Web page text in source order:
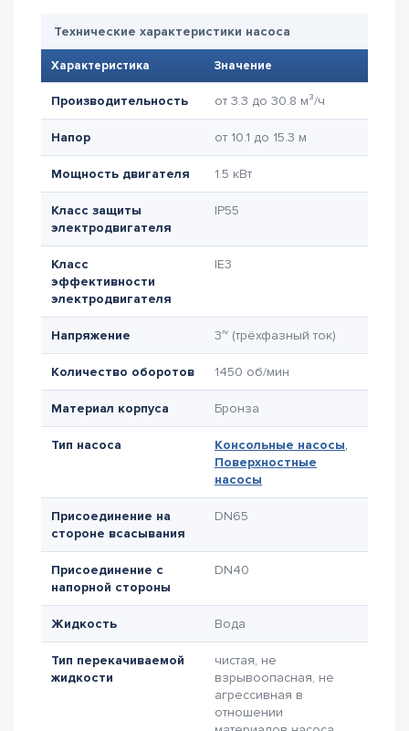
Технические характеристики насоса
Характеристика Значение
Производительность от 3.3 до 30.8 м³/ч
Напор от 10.1 до 15.3 м
Мощность двигателя 1.5 кВт
Класс защиты
электродвигателя
IP55
Класс
эффективности
электродвигателя
IE3
Напряжение 3~ (трёхфазный ток)
Количество оборотов 1450 об/мин
Материал корпуса Бронза
Тип насоса Консольные насосы,
Поверхностные
насосы
Присоединение на
стороне всасывания
DN65
Присоединение с
напорной стороны
DN40
Жидкость Вода
Тип перекачиваемой
жидкости
чистая, не
взрывоопасная, не
агрессивная в
отношении